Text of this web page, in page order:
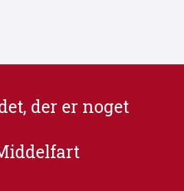
der er noget